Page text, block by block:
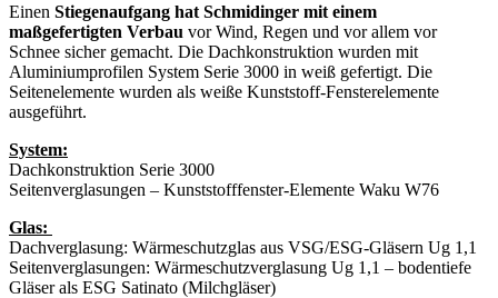
Einen Stiegenaufgang hat Schmidinger mit einem
maßgefertigten Verbau vor Wind, Regen und vor allem vor
Schnee sicher gemacht. Die Dachkonstruktion wurden mit
Aluminiumprofilen System Serie 3000 in weiß gefertigt. Die
Seitenelemente wurden als weiße Kunststoff-Fensterelemente
ausgeführt.
System:
Dachkonstruktion Serie 3000
Seitenverglasungen – Kunststofffenster-Elemente Waku W76
Glas:
Dachverglasung: Wärmeschutzglas aus VSG/ESG-Gläsern Ug 1,1
Seitenverglasungen: Wärmeschutzverglasung Ug 1,1 – bodentiefe
Gläser als ESG Satinato (Milchgläser)